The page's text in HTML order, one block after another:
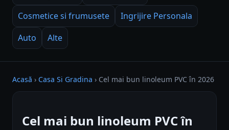
Cosmetice si frumusete
Ingrijire Personala
Auto
Alte
Acasă › Casa Si Gradina › Cel mai bun linoleum PVC în 2026
Cel mai bun linoleum PVC în